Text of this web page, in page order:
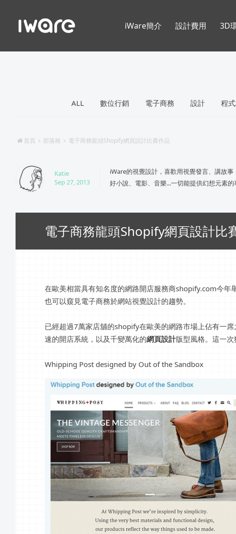
ALL 數位行銷 電子商務 設計 程
首頁 部落格 電子商務龍頭Shopify網頁設計比賽作品
Katie
Sep 27, 2013
iWare的視覺設計，喜歡用視覺發言、講故
好小說、電影、音樂...一切能提供幻想元素
電子商務龍頭Shopify網頁設計比
在歐美相當具有知名度的網路開店服務商shopify.com今年
也可以窺見電子商務於網站視覺設計的趨勢。
已經超過7萬家店舖的shopify在歐美的網路市場上佔有一
速的開店系統，以及千變萬化的網頁設計版型風格。這一
Whipping Post designed by Out of the Sandbox